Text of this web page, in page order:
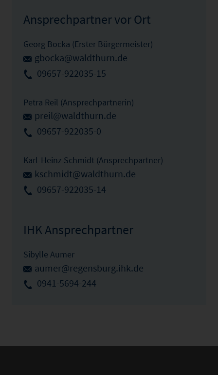
Ansprechpartner vor Ort
Georg Bocka (Erster Bürgermeister)
gbocka@waldthurn.de
09657-922035-15
Petra Reil (Ansprechpartnerin)
preil@waldthurn.de
09657-922035-0
Karl-Heinz Schmidt (Ansprechpartner)
kschmidt@waldthurn.de
09657-922035-14
IHK Ansprechpartner
Sibylle Aumer
aumer@regensburg.ihk.de
0941-5694-244